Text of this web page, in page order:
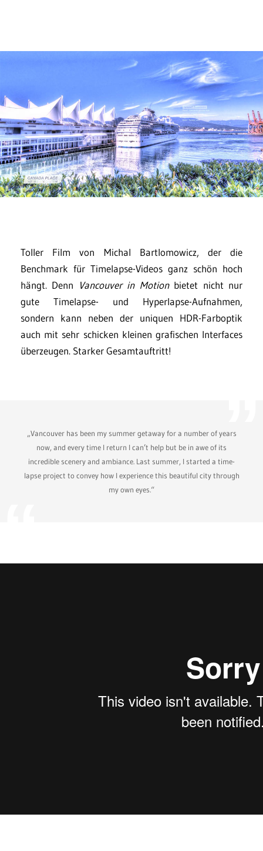
Toller Film von Michal Bartlomowicz, der die
Benchmark für Timelapse-Videos ganz schön hoch
hängt. Denn
Vancouver in Motionbietet nicht nur
gute Timelapse- und Hyperlapse-Aufnahmen,
sondern kann neben der uniquen HDR-Farboptik
auch mit sehr schicken kleinen grafischen Interfaces
überzeugen. Starker Gesamtauftritt!
„Vancouver has been my summer getaway for a number of years
now, and every time I return I can’t help but be in awe of its
incredible scenery and ambiance. Last summer, I started a time-
lapse project to convey how I experience this beautiful city through
my own eyes.“